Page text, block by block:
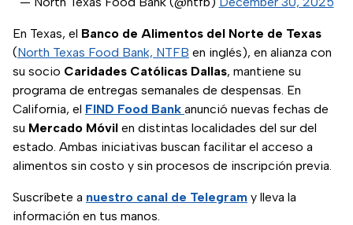
En Texas, el Banco de Alimentos del Norte de Texas
(North Texas Food Bank, NTFB en inglés), en alianza con
su socio Caridades Católicas Dallas, mantiene su
programa de entregas semanales de despensas. En
California, el FIND Food Bank anunció nuevas fechas de
su Mercado Móvil en distintas localidades del sur del
estado. Ambas iniciativas buscan facilitar el acceso a
alimentos sin costo y sin procesos de inscripción previa.
Suscríbete a nuestro canal de Telegram y lleva la
información en tus manos.